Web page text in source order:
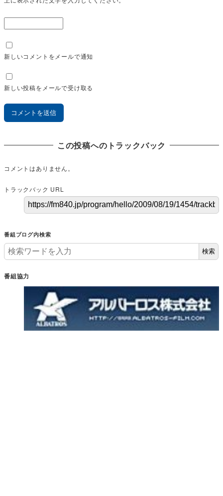
新しいコメントをメールで通知
新しい投稿をメールで受け取る
この投稿へのトラックバック
コメントはありません。
トラックバック URL
番組ブログ内検索
検索
番組協力